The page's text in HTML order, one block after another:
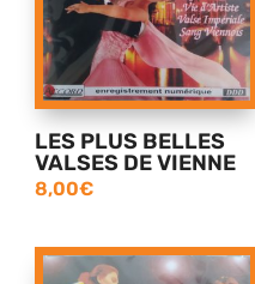
LES PLUS BELLES
VALSES DE VIENNE
8,00€